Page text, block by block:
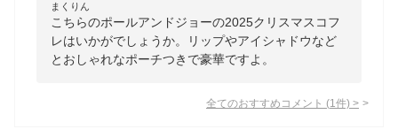
まくりん
こちらのポールアンドジョーの2025クリスマスコフ
レはいかがでしょうか。リップやアイシャドウなど
とおしゃれなポーチつきで豪華ですよ。
全てのおすすめコメント (1 件) >